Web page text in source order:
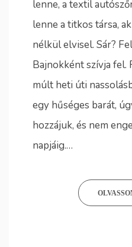
lenne, a textil
lenne a titkos társa,
nélkül elvisel. Sár?
Bajnokként szívja fel.
múlt heti úti
egy hűséges barát,
hozzájuk, és nem
napjáig.…